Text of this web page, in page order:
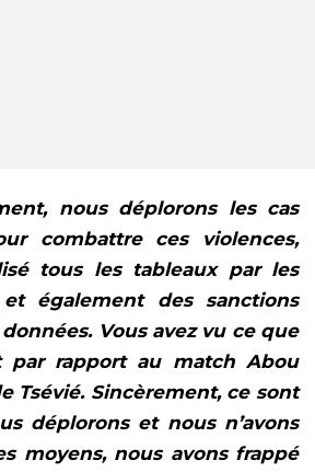
nous déplorons les cas
combattre ces violences,
tous les tableaux par les
et également des sanctions
Vous avez vu ce que
par rapport au match Abou
Tsévié. Sincèrement, ce sont
déplorons et nous n’avons
moyens, nous avons frappé